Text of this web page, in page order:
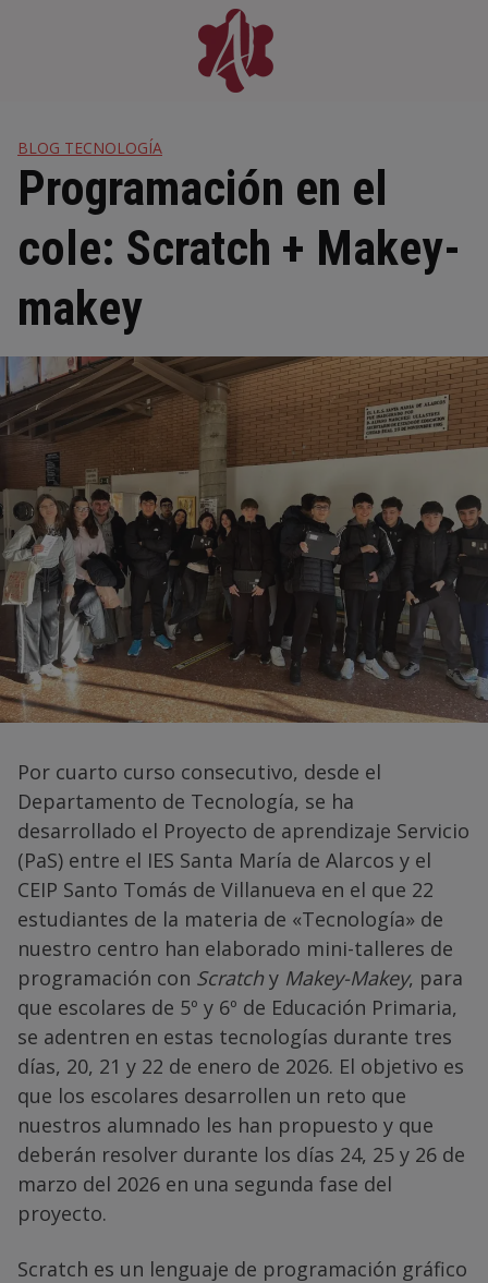
BLOG TECNOLOGÍA
Programación en el
cole: Scratch + Makey-
makey
Por cuarto curso consecutivo, desde el
Departamento de Tecnología, se ha
desarrollado el Proyecto de aprendizaje Servicio
(PaS) entre el IES Santa María de Alarcos y el
CEIP Santo Tomás de Villanueva en el que 22
estudiantes de la materia de «Tecnología» de
nuestro centro han elaborado mini-talleres de
programación con Scratchy Makey-Makey, para
que escolares de 5º y 6º de Educación Primaria,
se adentren en estas tecnologías durante tres
días, 20, 21 y 22 de enero de 2026. El objetivo es
que los escolares desarrollen un reto que
nuestros alumnado les han propuesto y que
deberán resolver durante los días 24, 25 y 26 de
marzo del 2026 en una segunda fase del
proyecto.
Scratch es un lenguaje de programación gráfico